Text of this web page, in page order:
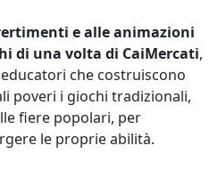
e alle animazioni
di una volta di CaiMercati,
che costruiscono
poveri i giochi tradizionali,
fiere popolari, per
le proprie abilità.